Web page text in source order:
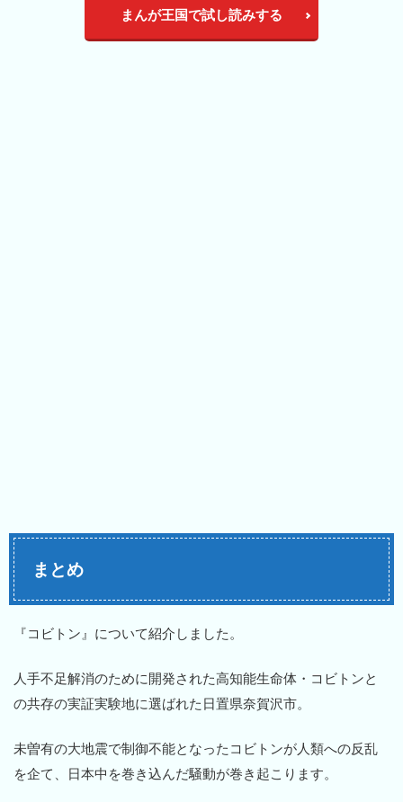
まんが王国で試し読みする
まとめ
『コビトン』について紹介しました。
人手不足解消のために開発された高知能生命体・コビトンと
の共存の実証実験地に選ばれた日置県奈賀沢市。
未曽有の大地震で制御不能となったコビトンが人類への反乱
を企て、日本中を巻き込んだ騒動が巻き起こります。